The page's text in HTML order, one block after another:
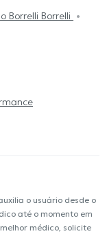
Borrelli Borrelli
o usuário desde o
até o momento em
médico, solicite